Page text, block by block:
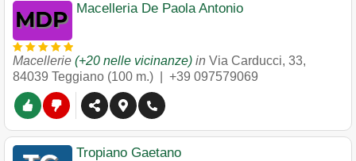
Macelleria De Paola Antonio
Macellerie (+20 nelle vicinanze) in Via Carducci, 33,
84039 Teggiano (100 m.) | +39 097579069
Tropiano Gaetano